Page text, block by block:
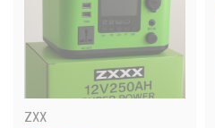
ZXX